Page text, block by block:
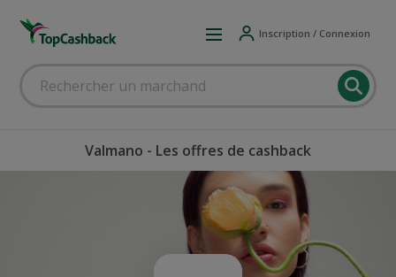
Inscription / Connexion
Valmano - Les offres de cashback